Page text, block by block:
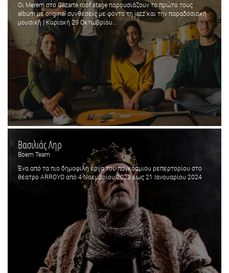
Οι Merem στο Gazarte roof stage παρουσιάζουν το πρώτο τους
album με original συνθέσεις με φόντο τη jazz και την παραδοσιακή
μουσική | Κυριακή 29 Οκτωβρίου...
Βασιλιάς Ληρ
Boem Team
Ένα από τα πιο δημοφιλή έργα του παγκόσμιου ρεπερτορίου στο
θέατρο ARROYO από 4 Νοεμβρίου 2023 έως 21 Ιανουαρίου 2024